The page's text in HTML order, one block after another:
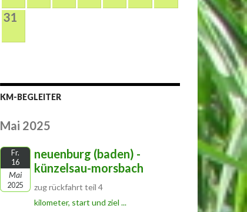
31
KM-BEGLEITER
Mai 2025
Fr.
16
Mai
2025
neuenburg (baden) -
künzelsau-morsbach
zug rückfahrt teil 4
kilometer, start und ziel ...